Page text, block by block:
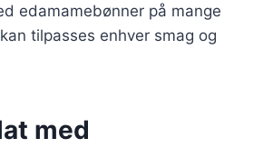
edamamebønner på mange
tilpasses enhver smag og
med